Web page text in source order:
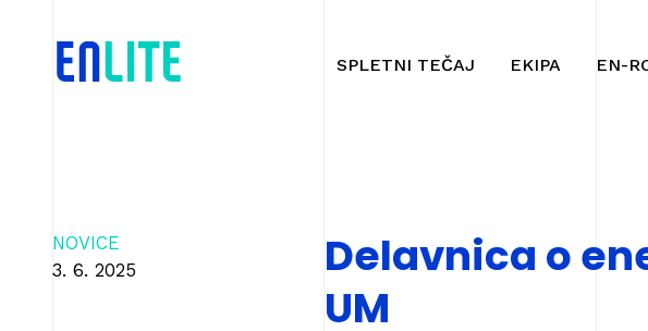
SPLETNI TEČAJ EKIPA EN-
NOVICE
3. 6. 2025
Delavnica o
UM